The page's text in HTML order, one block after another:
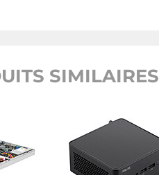
SIMILAIRES